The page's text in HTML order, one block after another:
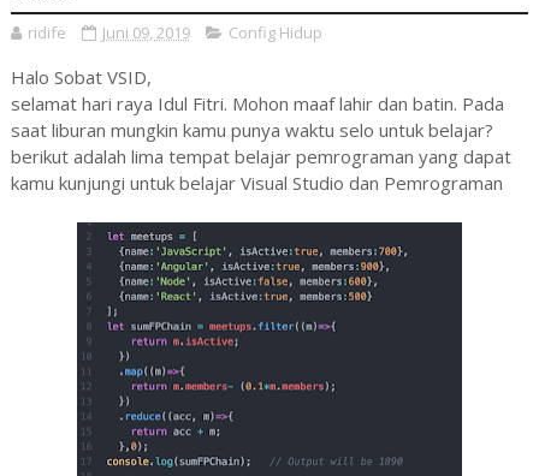
ridife Juni 09, 2019 Config Hidup
Halo Sobat VSID,
selamat hari raya Idul Fitri. Mohon maaf lahir dan batin. Pada
saat liburan mungkin kamu punya waktu selo untuk belajar?
berikut adalah lima tempat belajar pemrograman yang dapat
kamu kunjungi untuk belajar Visual Studio dan Pemrograman